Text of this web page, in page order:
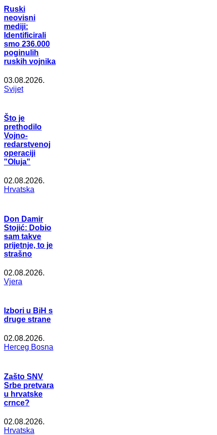
Ruski
neovisni
mediji:
Identificirali
smo 236.000
poginulih
ruskih vojnika
03.08.2026.
Svijet
Što je
prethodilo
Vojno-
redarstvenoj
operaciji
"Oluja"
02.08.2026.
Hrvatska
Don Damir
Stojić: Dobio
sam takve
prijetnje, to je
strašno
02.08.2026.
Vjera
Izbori u BiH s
druge strane
02.08.2026.
Herceg Bosna
Zašto SNV
Srbe pretvara
u hrvatske
crnce?
02.08.2026.
Hrvatska